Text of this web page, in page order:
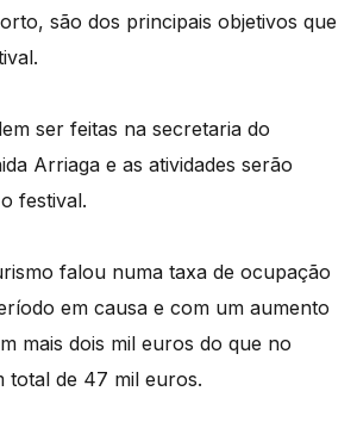
são dos principais objetivos que
ser feitas na secretaria do
Arriaga e as atividades serão
festival.
falou numa taxa de ocupação
em causa e com um aumento
mais dois mil euros do que no
total de 47 mil euros.